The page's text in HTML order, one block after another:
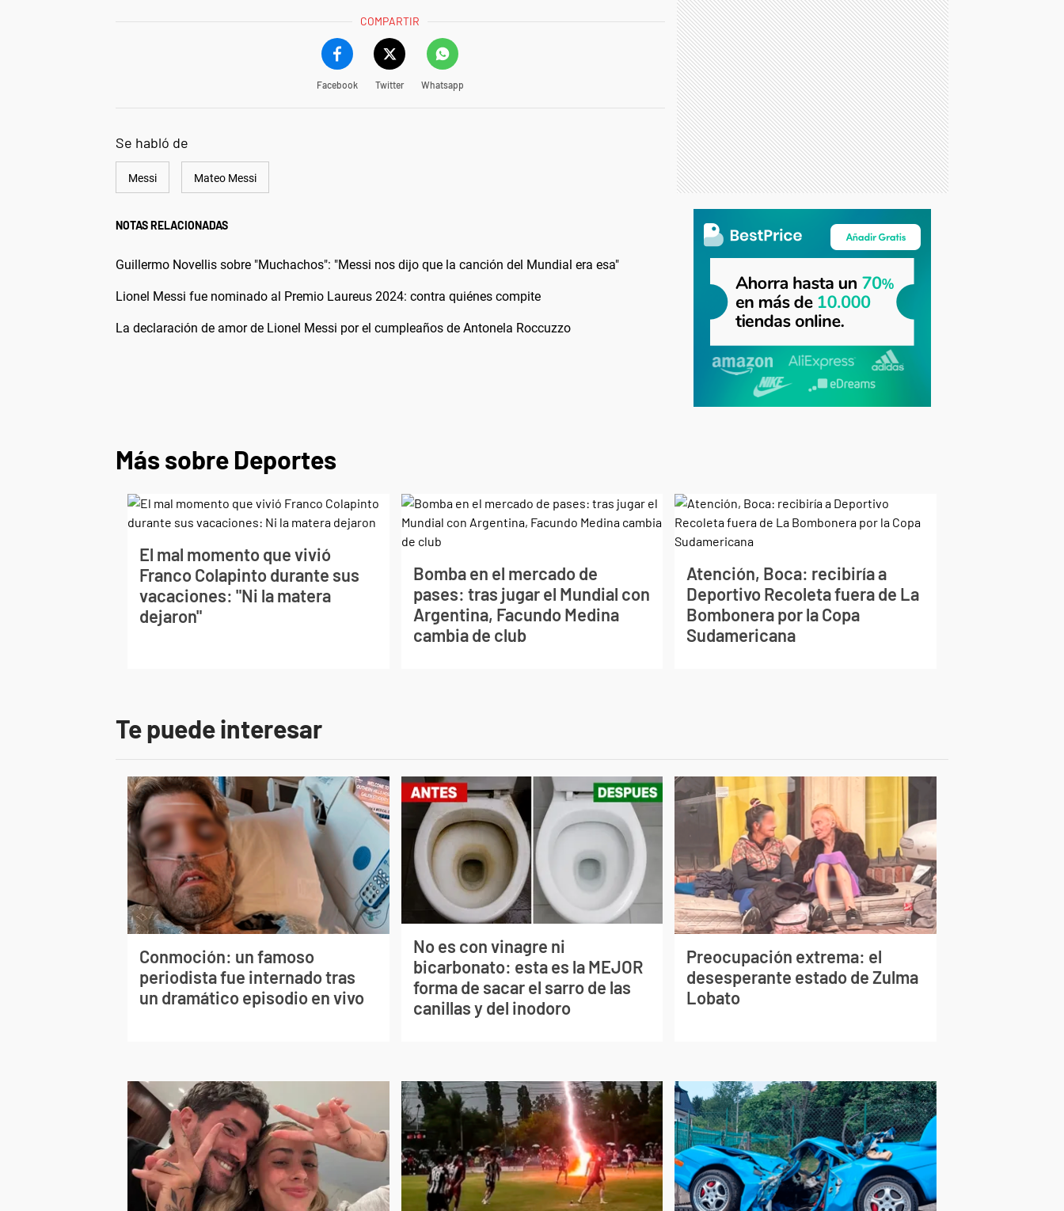
COMPARTIR
Facebook Twitter Whatsapp
Se habló de
Messi Mateo Messi
NOTAS RELACIONADAS
Guillermo Novellis sobre "Muchachos": "Messi nos dijo que la canción del Mundial era esa"
Lionel Messi fue nominado al Premio Laureus 2024: contra quiénes compite
La declaración de amor de Lionel Messi por el cumpleaños de Antonela Roccuzzo
Más sobre Deportes
El mal momento que vivió
Franco Colapinto durante sus
vacaciones: "Ni la matera
dejaron"
Bomba en el mercado de
pases: tras jugar el Mundial con
Argentina, Facundo Medina
cambia de club
Atención, Boca: recibiría a
Deportivo Recoleta fuera de La
Bombonera por la Copa
Sudamericana
Te puede interesar
Conmoción: un famoso
periodista fue internado tras
un dramático episodio en vivo
No es con vinagre ni
bicarbonato: esta es la MEJOR
forma de sacar el sarro de las
canillas y del inodoro
Preocupación extrema: el
desesperante estado de Zulma
Lobato